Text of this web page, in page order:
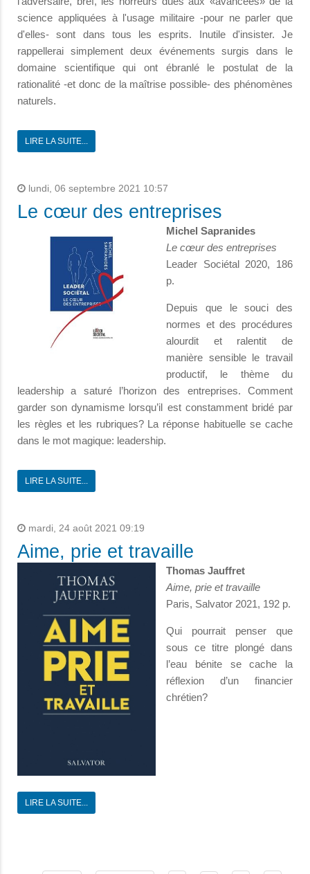
science appliquées à l'usage militaire -pour ne parler que
d'elles- sont dans tous les esprits. Inutile d'insister. Je
rappellerai simplement deux événements surgis dans le
domaine scientifique qui ont ébranlé le postulat de la
rationalité -et donc de la maîtrise possible- des phénomènes
naturels.
LIRE LA SUITE...
lundi, 06 septembre 2021 10:57
Le cœur des entreprises
Michel Sapranides
Le cœur des entreprises
Leader Sociétal 2020, 186
p.
Depuis que le souci des
normes et des procédures
alourdit et ralentit de
manière sensible le travail
productif, le thème du
leadership a saturé l’horizon des entreprises. Comment
garder son dynamisme lorsqu’il est constamment bridé par
les règles et les rubriques? La réponse habituelle se cache
dans le mot magique: leadership.
LIRE LA SUITE...
mardi, 24 août 2021 09:19
Aime, prie et travaille
Thomas Jauffret
Aime, prie et travaille
Paris, Salvator 2021, 192 p.
Qui pourrait penser que
sous ce titre plongé dans
l’eau bénite se cache la
réflexion d’un financier
chrétien?
LIRE LA SUITE...